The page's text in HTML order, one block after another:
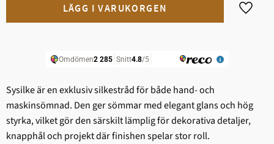
Lägg
Sysilke är en exklusiv silkestråd för både hand- och
maskinsömnad. Den ger sömmar med elegant glans och hög
styrka, vilket gör den särskilt lämplig för dekorativa detaljer,
knapphål och projekt där finishen spelar stor roll.